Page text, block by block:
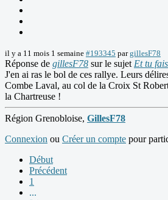
il y a 11 mois 1 semaine #193345 pargillesF78
Réponse de gillesF78 sur le sujet Et tu
J'en ai ras le bol de ces rallye. Leurs
Combe Laval, au col de la Croix St
la Chartreuse !
Région Grenobloise, GillesF78
Connexion ou Créer un compte pour
Début
Précédent
1
...